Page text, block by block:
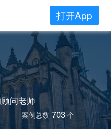
打开App
问老师
案例总数 703 个